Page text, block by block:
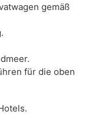
gemäß
für die oben